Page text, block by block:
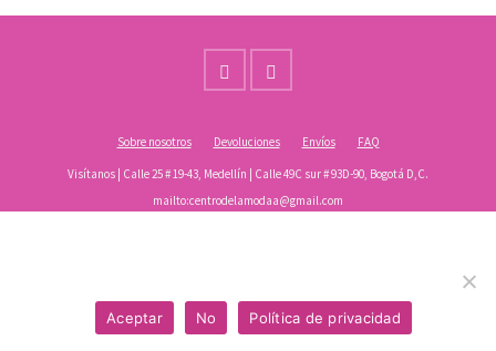
Sobre nosotros Devoluciones Envíos FAQ
Visítanos | Calle 25 # 19-43, Medellín | Calle 49C sur # 93D-90, Bogotá D,C.
mailto:centrodelamodaa@gmail.com
Aceptar
No Política de privacidad